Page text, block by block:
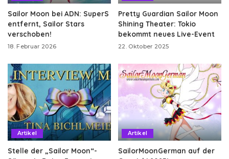
Sailor Moon bei ADN: SuperS
entfernt, Sailor Stars
verschoben!
18. Februar 2026
Pretty Guardian Sailor Moon
Shining Theater: Tokio
bekommt neues Live-Event
22. Oktober 2025
Artikel
Stelle der „Sailor Moon“-
Artikel
SailorMoonGerman auf der